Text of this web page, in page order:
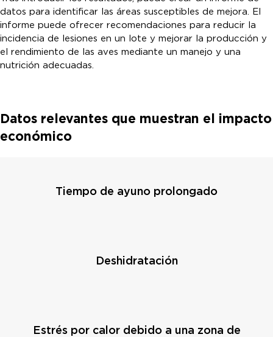
datos para identificar las áreas susceptibles de mejora. El
informe puede ofrecer recomendaciones para reducir la
incidencia de lesiones en un lote y mejorar la producción y
el rendimiento de las aves mediante un manejo y una
nutrición adecuadas.
Datos relevantes que muestran el impacto
económico
Tiempo de ayuno prolongado
Deshidratación
Estrés por calor debido a una zona de